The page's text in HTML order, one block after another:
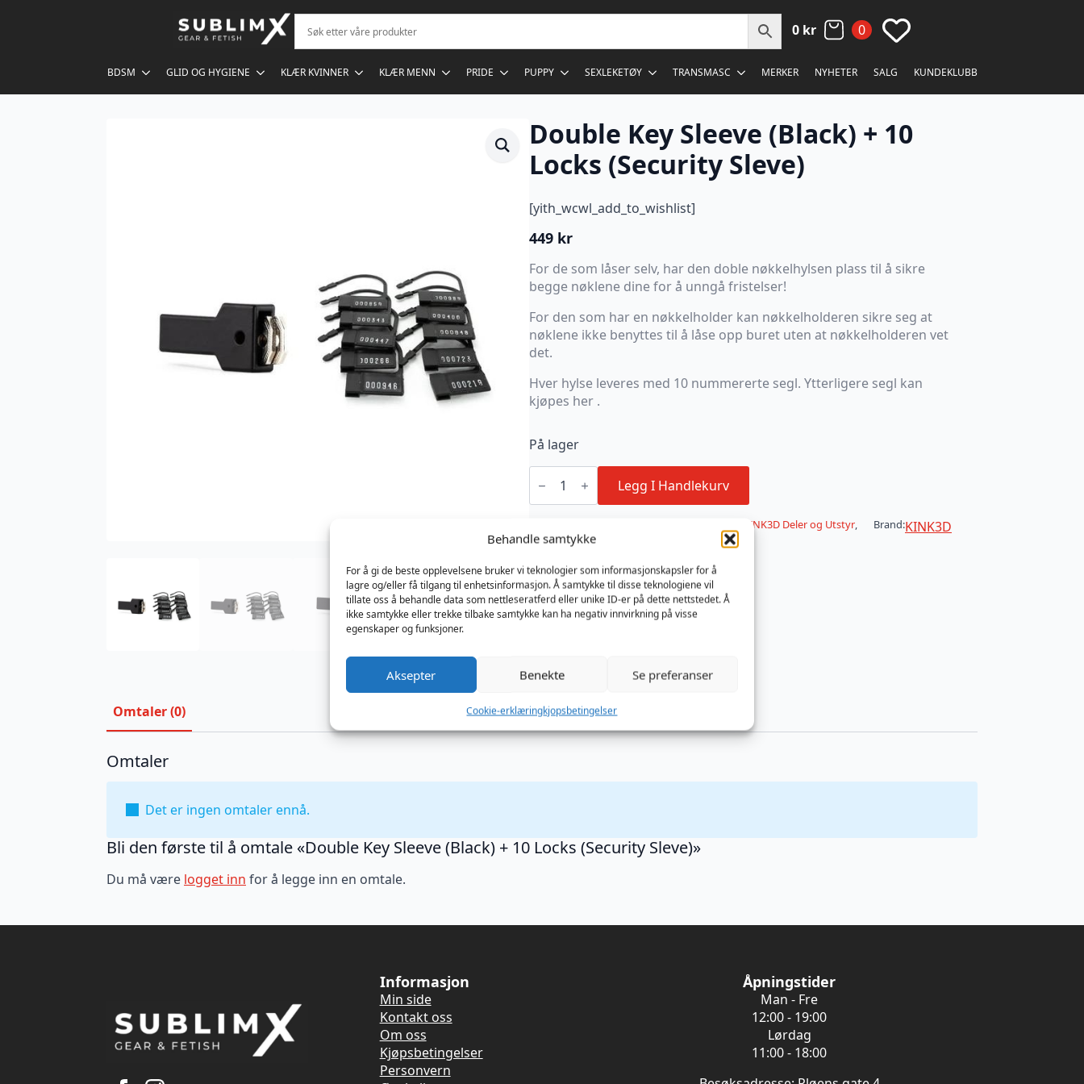
Behandle samtykke
For å gi de beste opplevelsene bruker vi teknologier som informasjonskapsler for å
lagre og/eller få tilgang til enhetsinformasjon. Å samtykke til disse teknologiene vil
tillate oss å behandle data som nettleseratferd eller unike ID-er på dette nettstedet. Å
ikke samtykke eller trekke tilbake samtykke kan ha negativ innvirkning på visse
egenskaper og funksjoner.
Aksepter Benekte Se preferanser
Cookie-erklæringkjopsbetingelser
0 kr 0
BDSM GLID OG HYGIENE KLÆR KVINNER KLÆR MENN PRIDE PUPPY SEXLEKETØY TRANSMASC MERKER NYHETER SALG KUNDEKLUBB
Double Key Sleeve (Black) + 10
Locks (Security Sleve)
[yith_wcwl_add_to_wishlist]
449 kr
For de som låser selv, har den doble nøkkelhylsen plass til å sikre
begge nøklene dine for å unngå fristelser!
For den som har en nøkkelholder kan nøkkelholderen sikre seg at
nøklene ikke benyttes til å låse opp buret uten at nøkkelholderen vet
det.
Hver hylse leveres med 10 nummererte segl. Ytterligere segl kan
kjøpes her .
På lager
Double
Key
(Black)
10
Locks
(Security
Sleve)
antall
Legg I Handlekurv
MSCB9028
KINK3D Deler og Utstyr,
Brand:KINK3D
Omtaler (0)
Omtaler
Det er ingen omtaler ennå.
Bli den første til å omtale «Double Key Sleeve (Black) + 10 Locks (Security Sleve)»
Du må være logget inn for å legge inn en omtale.
Informasjon
Min side
Kontakt oss
Om oss
Kjøpsbetingelser
Personvern
Åpningstider
Man - Fre
12:00 - 19:00
Lørdag
11:00 - 18:00